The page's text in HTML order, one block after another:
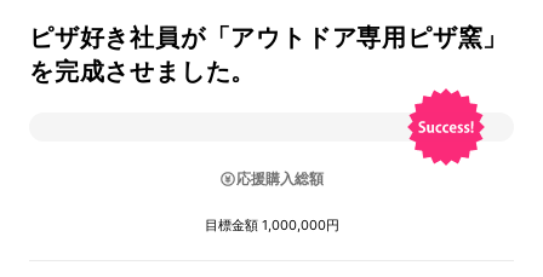
ピザ好き社員が「アウトドア専用ピザ窯」
を完成させました。
応援購入総額
目標金額 1,000,000円